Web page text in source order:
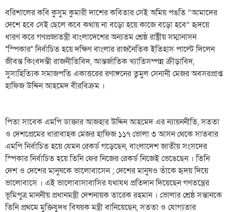
বরিশালের কবি কুসুম কুমারী দাশের কবিতার সেই অমিয় পঙতি “আমাদের
দেশে হবে সেই ছেলে কবে কথায় না বড়ো হয়ে কাজে বড়ো হবে” হৃদয়ে
ধারণ করে গণপ্রজাতন্ত্রী বাংলাদেশের অন্যতম শ্রেষ্ঠ রাষ্ট্রীয় সম্মানাসন
*স্পিকার* নির্বাচিত হয়ে দক্ষিণ বাংলার রাজনৈতিক ইতিহাস পাল্টে দিলেন
জীবন্ত কিংবদন্তী রাজনীতিবিদ, আন্তর্জাতিক খ্যাতিসম্পন্ন ক্রীড়াবিদ,
সুসাহিত্যিক সমাজপতি একাত্তরের রণাঙ্গনের তুমুল সেনানী মেজর অবসরপ্রাপ্ত
হাফিজ উদ্দিন আহমেদ বীরবিক্রম ।
পিতা সাবেক এমপি ডাক্তার আজহার উদ্দিন আহমেদ এর ন্যায়ননীতি, সততা
ও দেশপ্রেমের ধারাবাহক মেজর হাফিজ ১১৭ ভোলা ৩ আসন থেকে সাতবার
এমপি নির্বাচিত হয়ে যেমন রেকর্ড গড়েছেন, বাংলাদেশ জাতীয় সংসদের
স্পিকার নির্বাচিত হয়ে তিনি ফের নিজের রেকর্ড নিজেই ভেঙেছেন । তিনি
দেশ ও দেশের মানুষকে ভালোবাসেন ; দেশের মানুষও তাঁকে হৃদয় দিয়ে
ভালোবাসে । এই ভালোবাসাবাসির যথাযথ প্রতিদান দিয়েছেন গণতন্ত্রের
ভূমিপুত্র মাননীয় প্রধানমন্ত্রী দেশনায়ক তারেক রহমান । ভোলার শ্রেষ্ঠ সন্তানকে
তিনি প্রথমে মুক্তিযুদধ বিষয়ক মন্ত্রী বানিয়েছেন, সততা ও যোগ্যতার